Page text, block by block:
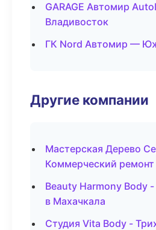
GARAGE Автомир
Владивосток
ГК Nord Автомир —
Другие компании
Мастерская Дерево
Коммерческий
Beauty Harmony Body
в Махачкала
Студия Vita Body -